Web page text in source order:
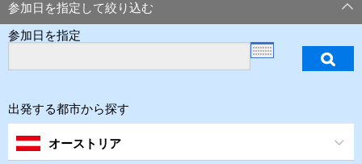
参加日を指定して絞り込む
参加日を指定
出発する都市から探す
オーストリア